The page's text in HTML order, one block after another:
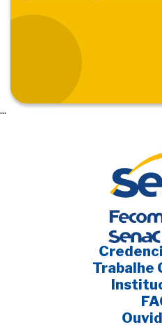
...
Trabalhe